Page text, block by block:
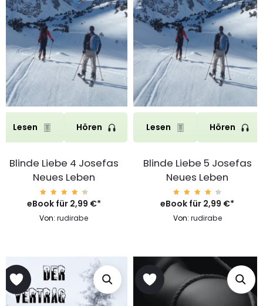
Lesen Hören
Blinde Liebe 4 Josefas
Neues Leben
Bewert
et mit
von 5
eBook für 2,99 €*
Von:rudirabe
Lesen Hören
Blinde Liebe 5 Josefas
Neues Leben
Bewert
et mit
von 5
eBook für 2,99 €*
Von: rudirabe